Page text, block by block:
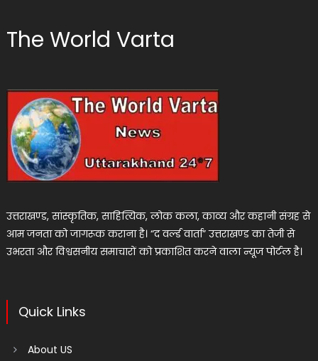
The World Varta
उत्तराखण्ड, सांस्कृतिक, साहित्यिक, लोक कला, काव्य और कहानी संग्रह से
आम जनता को जागरूक कराना है। “द वर्ल्ड वार्ता” उत्तराखण्ड का तेजी से
उभरता और विश्वसनीय समाचारों को प्रकाशित करने वाला न्यूज पोर्टल है।
Quick Links
About US